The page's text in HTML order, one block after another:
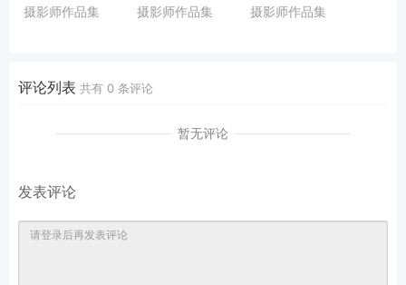
法国摄影师Vincent
摄影师作品集
摄影师Ronald
摄影师作品集
超现实主义摄影作品图片欣
摄影师作品集
评论列表 共有 0 条评论
暂无评论
发表评论